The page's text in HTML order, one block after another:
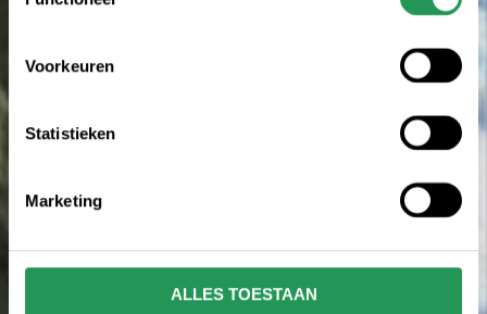
Voorkeuren
Statistieken
Marketing
ALLES TOESTAAN